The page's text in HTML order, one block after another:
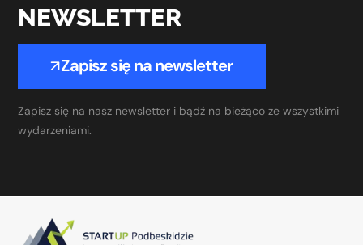
NEWSLETTER
Zapisz się na newsletter
Zapisz się na nasz newsletter i bądź na bieżąco ze wszystkimi
wydarzeniami.